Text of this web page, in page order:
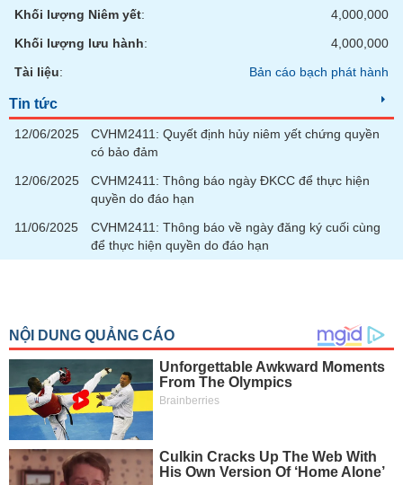
Khối lượng Niêm yết:
4,000,000
Khối lượng lưu hành:
4,000,000
Tài liệu: Bản cáo bạch phát hành
Tin tức
12/06/2025
CVHM2411: Quyết định hủy niêm yết chứng quyền
có bảo đảm
12/06/2025
CVHM2411: Thông báo ngày ĐKCC để thực hiện
quyền do đáo hạn
11/06/2025
CVHM2411: Thông báo về ngày đăng ký cuối cùng
để thực hiện quyền do đáo hạn